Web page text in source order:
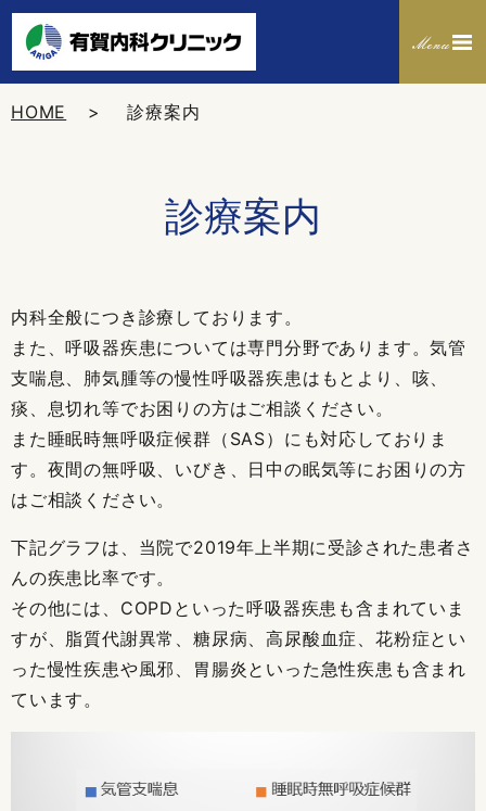
HOME 診療案内
診療案内
内科全般につき診療しております。
また、呼吸器疾患については専門分野であります。気管
支喘息、肺気腫等の慢性呼吸器疾患はもとより、咳、
痰、息切れ等でお困りの方はご相談ください。
また睡眠時無呼吸症候群（SAS）にも対応しておりま
す。夜間の無呼吸、いびき、日中の眠気等にお困りの方
はご相談ください。
下記グラフは、当院で2019年上半期に受診された患者さ
んの疾患比率です。
その他には、COPDといった呼吸器疾患も含まれていま
すが、脂質代謝異常、糖尿病、高尿酸血症、花粉症とい
った慢性疾患や風邪、胃腸炎といった急性疾患も含まれ
ています。